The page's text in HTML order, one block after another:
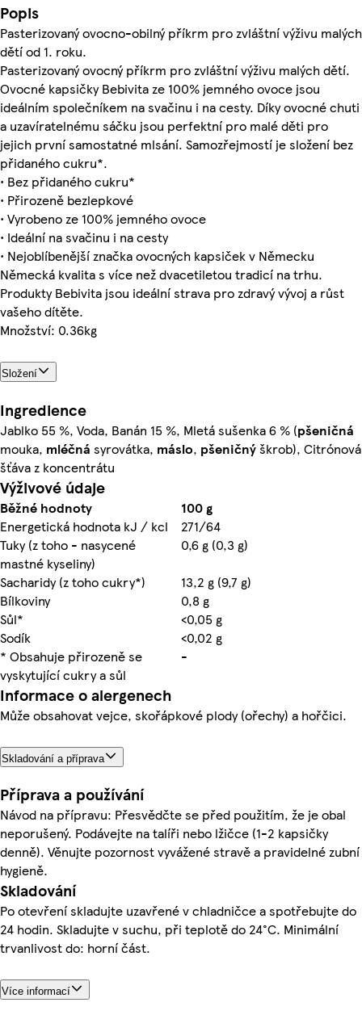
Popis
Pasterizovaný ovocno-obilný příkrm pro zvláštní výživu malých
dětí od 1. roku.
Pasterizovaný ovocný příkrm pro zvláštní výživu malých dětí.
Ovocné kapsičky Bebivita ze 100% jemného ovoce jsou
ideálním společníkem na svačinu i na cesty. Díky ovocné chuti
a uzavíratelnému sáčku jsou perfektní pro malé děti pro
jejich první samostatné mlsání. Samozřejmostí je složení bez
přidaného cukru*.
• Bez přidaného cukru*
• Přirozeně bezlepkové
• Vyrobeno ze 100% jemného ovoce
• Ideální na svačinu i na cesty
• Nejoblíbenější značka ovocných kapsiček v Německu
Německá kvalita s více než dvacetiletou tradicí na trhu.
Produkty Bebivita jsou ideální strava pro zdravý vývoj a růst
vašeho dítěte.
Množství: 0.36kg
Složení
Ingredience
Jablko 55 %, Voda, Banán 15 %, Mletá sušenka 6 % (pšeničná
mouka, mléčná syrovátka, máslo, pšeničnýškrob), Citrónová
šťáva z koncentrátu
Výživové údaje
Běžné hodnoty
100 g
Energetická hodnota kJ / kcl
271/64
Tuky (z toho - nasycené
mastné kyseliny)
0,6 g (0,3 g)
Sacharidy (z toho cukry*)
13,2 g (9,7 g)
Bílkoviny
0,8 g
Sůl*
<0,05 g
Sodík
<0,02 g
* Obsahuje přirozeně se
vyskytující cukry a sůl
-
Informace o alergenech
Může obsahovat vejce, skořápkové plody (ořechy) a hořčici.
Skladování a příprava
Příprava a používání
Návod na přípravu: Přesvědčte se před použitím, že je obal
neporušený. Podávejte na talíři nebo lžičce (1-2 kapsičky
denně). Věnujte pozornost vyvážené stravě a pravidelné zubní
hygieně.
Skladování
Po otevření skladujte uzavřené v chladničce a spotřebujte do
24 hodin. Skladujte v suchu, při teplotě do 24°C. Minimální
trvanlivost do: horní část.
Více informací